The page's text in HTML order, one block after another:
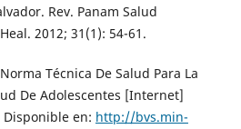
Rev. Panam Salud
2012; 31(1): 54-61.
Técnica De Salud Para La
De Adolescentes [Internet]
Disponible en: http://bvs.min-